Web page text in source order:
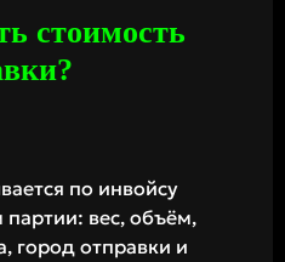
стоимость
по инвойсу
вес, объём,
город отправки и